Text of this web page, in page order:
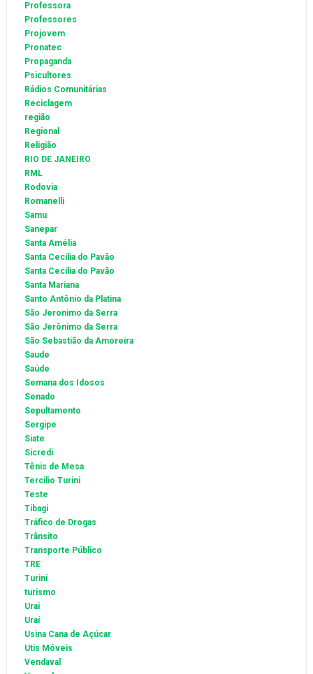
Professora
Professores
Projovem
Pronatec
Propaganda
Psicultores
Rádios Comunitárias
Reciclagem
região
Regional
Religião
RIO DE JANEIRO
RML
Rodovia
Romanelli
Samu
Sanepar
Santa Amélia
Santa Cecilia do Pavão
Santa Cecília do Pavão
Santa Mariana
Santo Antônio da Platina
São Jeronimo da Serra
São Jerônimo da Serra
São Sebastião da Amoreira
Saude
Saúde
Semana dos Idosos
Senado
Sepultamento
Sergipe
Siate
Sicredi
Tênis de Mesa
Tercilio Turini
Teste
Tibagi
Tráfico de Drogas
Trânsito
Transporte Público
TRE
Turini
turismo
Urai
Uraí
Usina Cana de Açúcar
Utis Móveis
Vendaval